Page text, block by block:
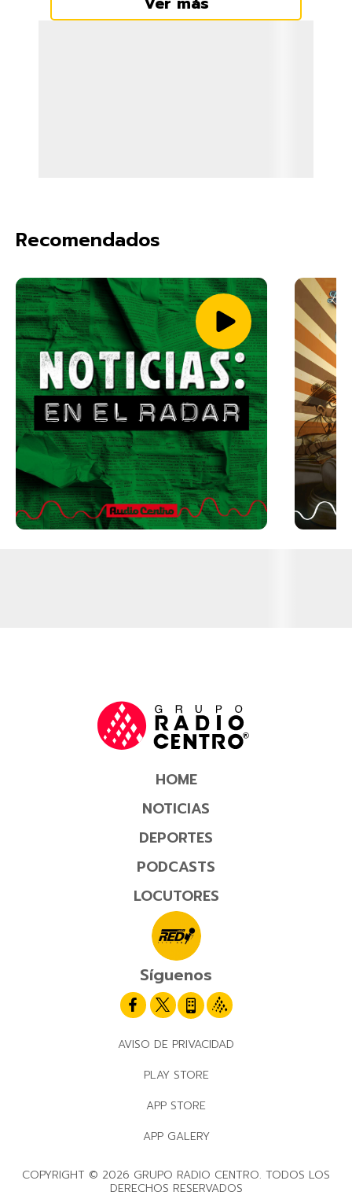
Recomendados
HOME
NOTICIAS
DEPORTES
PODCASTS
LOCUTORES
Síguenos
AVISO DE PRIVACIDAD
PLAY STORE
APP STORE
APP GALERY
COPYRIGHT © 2026 GRUPO RADIO CENTRO. TODOS LOS
DERECHOS RESERVADOS